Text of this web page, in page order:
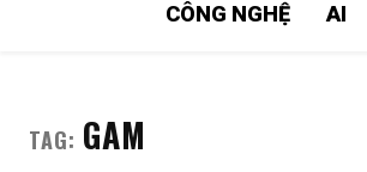
CÔNG NGHỆ AI
TAG: GAM